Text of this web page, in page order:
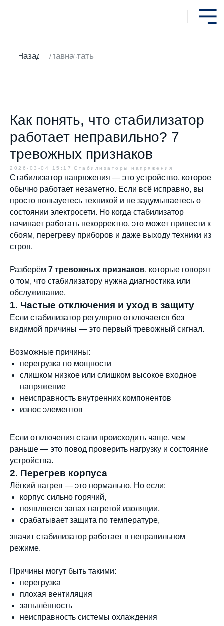
Как понять, что стабилизатор
работает неправильно? 7
тревожных признаков
2026-03-04 15:17 Стабилизаторы напряжения
Стабилизатор напряжения — это устройство, которое
обычно работает незаметно. Если всё исправно, вы
просто пользуетесь техникой и не задумываетесь о
состоянии электросети. Но когда стабилизатор
начинает работать некорректно, это может привести к
сбоям, перегреву приборов и даже выходу техники из
строя.
Разберём 7 тревожных признаков, которые говорят
о том, что стабилизатору нужна диагностика или
обслуживание.
1. Частые отключения и уход в защиту
Если стабилизатор регулярно отключается без
видимой причины — это первый тревожный сигнал.
Возможные причины:
перегрузка по мощности
слишком низкое или слишком высокое входное
напряжение
неисправность внутренних компонентов
износ элементов
Если отключения стали происходить чаще, чем
раньше — это повод проверить нагрузку и состояние
устройства.
2. Перегрев корпуса
Лёгкий нагрев — это нормально. Но если:
корпус сильно горячий,
появляется запах нагретой изоляции,
срабатывает защита по температуре,
значит стабилизатор работает в неправильном
режиме.
Причины могут быть такими:
перегрузка
плохая вентиляция
запылённость
неисправность системы охлаждения